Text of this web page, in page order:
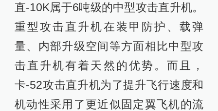
直-10K属于6吨级的中型攻击直升机。
重型攻击直升机在装甲防护、载弹
量、内部升级空间等方面相比中型攻
击直升机有着天然的优势。而且，
卡-52攻击直升机为了提升飞行速度和
机动性采用了更近似固定翼飞机的流